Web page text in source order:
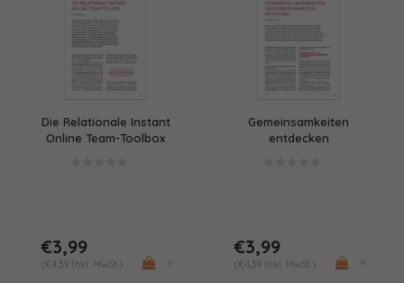
Die Relationale Instant
Online Team-Toolbox
€3,99
(€4,39 Inkl. MwSt.) +
Gemeinsamkeiten
entdecken
€3,99
(€4,39 Inkl. MwSt.) +